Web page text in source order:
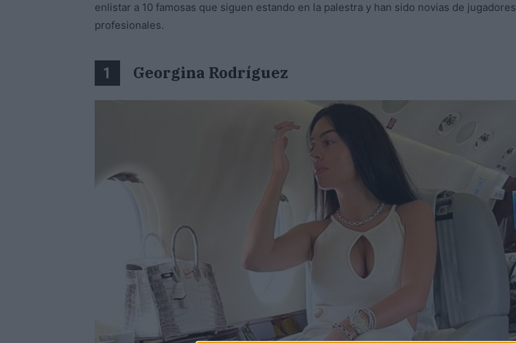
enlistar a 10 famosas que siguen estando en la palestra y han sido novias de jugadores
profesionales.
1 Georgina Rodríguez